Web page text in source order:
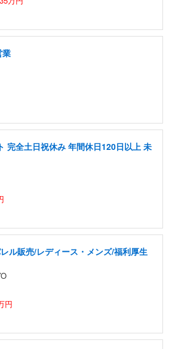
業
完全土日祝休み 年間休日120日以上 未
ル販売/レディース・メンズ/福利厚生
円